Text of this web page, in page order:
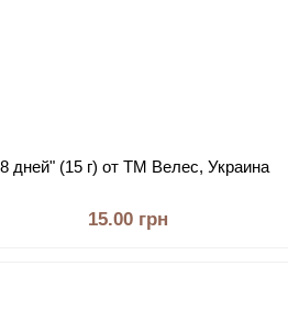
дней" (15 г) от ТМ Велес, Украина
15.00 грн